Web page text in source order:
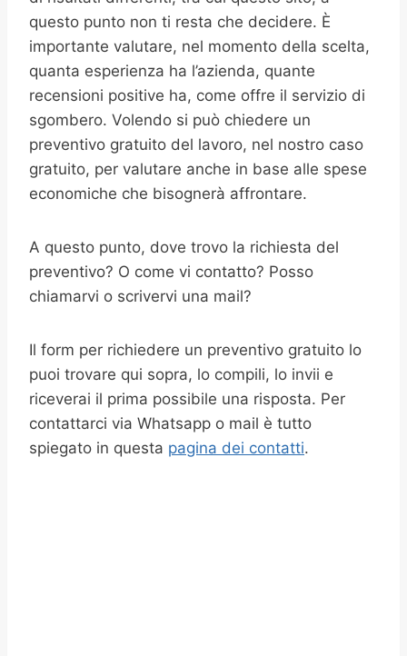
questo punto non ti resta che decidere. È
importante valutare, nel momento della scelta,
quanta esperienza ha l’azienda, quante
recensioni positive ha, come offre il servizio di
sgombero. Volendo si può chiedere un
preventivo gratuito del lavoro, nel nostro caso
gratuito, per valutare anche in base alle spese
economiche che bisognerà affrontare.
A questo punto, dove trovo la richiesta del
preventivo? O come vi contatto? Posso
chiamarvi o scrivervi una mail?
Il form per richiedere un preventivo gratuito lo
puoi trovare qui sopra, lo compili, lo invii e
riceverai il prima possibile una risposta. Per
contattarci via Whatsapp o mail è tutto
spiegato in questa pagina dei contatti.